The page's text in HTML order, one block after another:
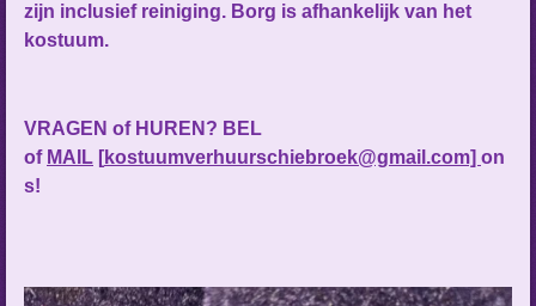
zijn inclusief reiniging. Borg is afhankelijk van het
kostuum.
VRAGEN of HUREN? BEL
of MAIL [kostuumverhuurschiebroek@gmail.com] on
s!